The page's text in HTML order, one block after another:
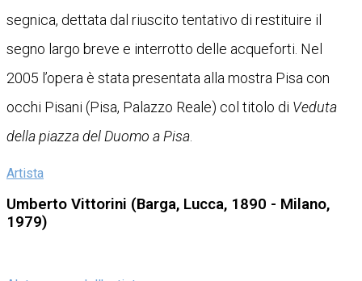
segnica, dettata dal riuscito tentativo di restituire il
segno largo breve e interrotto delle acqueforti. Nel
2005 l’opera è stata presentata alla mostra Pisa con
occhi Pisani (Pisa, Palazzo Reale) col titolo di Veduta
della piazza del Duomo a Pisa
Artista
Umberto Vittorini (Barga, Lucca, 1890 - Milano,
1979)